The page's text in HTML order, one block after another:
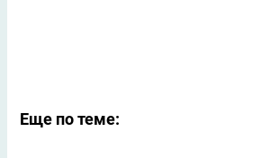
Еще по теме: